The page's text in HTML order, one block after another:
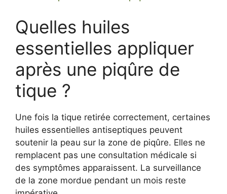
Quelles huiles
essentielles appliquer
après une piqûre de
tique ?
Une fois la tique retirée correctement, certaines
huiles essentielles antiseptiques peuvent
soutenir la peau sur la zone de piqûre. Elles ne
remplacent pas une consultation médicale si
des symptômes apparaissent. La surveillance
de la zone mordue pendant un mois reste